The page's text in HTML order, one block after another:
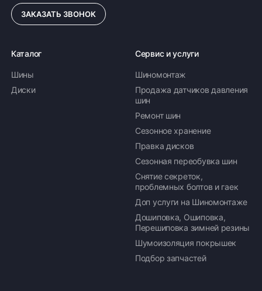
ПОДРОБНЕЕ ОБ ДОСТАВКЕ
Оплата заказа
Возможна картой, наличными при получении,
также доступно оформление кредита и
формирование счёта для Юр.Лица
ЗАКАЗАТЬ ЗВОНОК
Каталог
Шины
Диски
Сервис и услуги
Шиномонтаж
Продажа датчиков давления
шин
Ремонт шин
Сезонное хранение
Правка дисков
Сезонная переобувка шин
Снятие секреток,
проблемных болтов и гаек
Доп услуги на Шиномонтаже
Дошиповка, Ошиповка,
Перешиповка зимней резины
Шумоизоляция покрышек
Подбор запчастей